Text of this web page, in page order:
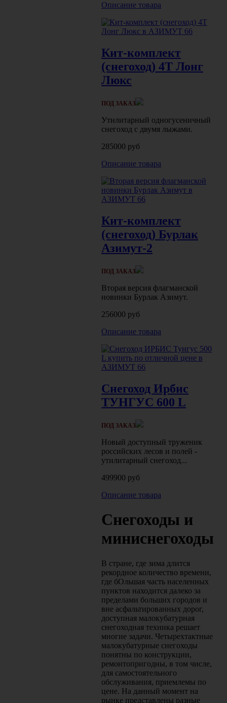
Описание товара
Кит-комплект
(снегоход) 4Т Лонг
Люкс
ПОД ЗАКАЗ
Утилитарный одногусеничный
снегоход с двумя лыжами.
285000 руб
Описание товара
Кит-комплект
(снегоход) Бурлак
Азимут-2
ПОД ЗАКАЗ
Вторая версия флагманской
новинки Бурлак Азимут.
256000 руб
Описание товара
Снегоход Ирбис
ТУНГУС 600 L
ПОД ЗАКАЗ
Новый доступный труженик
российских лесов и полей -
утилитарный снегоход...
499900 руб
Описание товара
Cнегоходы и
миниснегоходы
В стране, где зима длится
рекордное количество времени,
где бОльшая часть населенных
пунктов находится далеко за
пределами больших городов и
вне асфальтированных дорог,
доступная малокубатурная
снегоходная техника решает
многие задачи. Четырехтактные
малокубатурные снегоходы
понятны по конструкции,
ремонтопригодны, в том числе,
для самостоятельного
обслуживания, приемлемы по
цене. На данный момент на
рынке представлены разные